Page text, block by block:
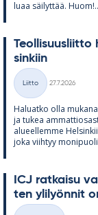
luaa säi­lyt­tää.
Teol­li­suus­liitto
sin­kiin
Kategoriat
Liitto
27.7.2026
Ha­luatko olla
ja tu­kea
alu­eel­lemme
joka viih­tyy
ICJ rat­kaisu
ten yli­lyön­nit